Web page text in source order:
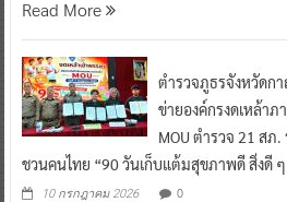
Read More
ตำรวจภูธรจังหวัดก
ข่ายองค์กรงดเหล้า
MOU ตำรวจ 21 สภ.
ชวนคนไทย “90 วันเก็บแต้มสุขภาพดี สิ่งดี ๆ
10 กรกฎาคม 2026 0